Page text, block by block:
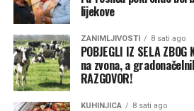
(Klix)
lijekove
ZANIMLJIVOSTI 8 sati ago
POBJEGLI IZ SELA
na zvona, a
RAZGOVOR!
KUHINJICA 8 sati ago